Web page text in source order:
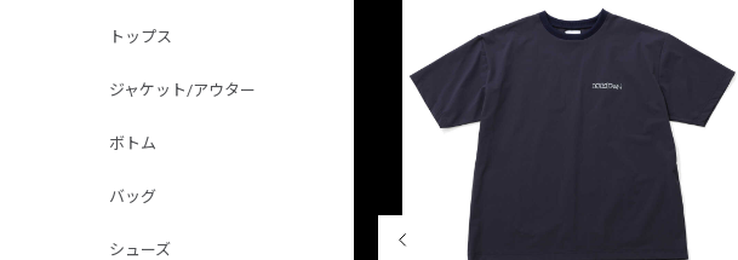
トップス
ジャケット/アウター
ボトム
バッグ
シューズ